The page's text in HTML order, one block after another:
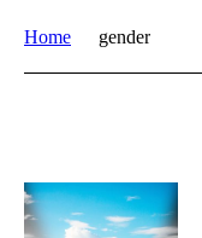
Home gender